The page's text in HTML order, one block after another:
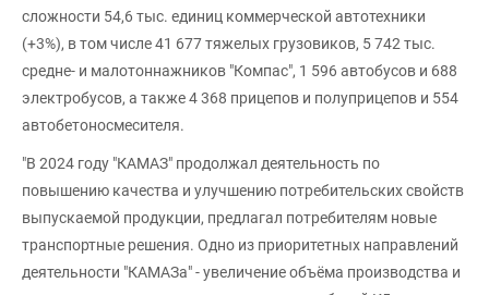
сложности 54,6 тыс. единиц коммерческой автотехники
(+3%), в том числе 41 677 тяжелых грузовиков, 5 742 тыс.
средне- и малотоннажников "Компас", 1 596 автобусов и 688
электробусов, а также 4 368 прицепов и полуприцепов и 554
автобетоносмесителя.
"В 2024 году "КАМАЗ" продолжал деятельность по
повышению качества и улучшению потребительских свойств
выпускаемой продукции, предлагал потребителям новые
транспортные решения. Одно из приоритетных направлений
деятельности "КАМАЗа" - увеличение объёма производства и